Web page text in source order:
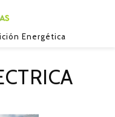
Energética